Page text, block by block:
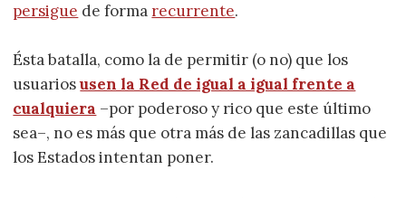
persigue de formarecurrente.
Ésta batalla, como la de permitir (o no) que los
usuariosusen la Red de igual a igual frente a
cualquiera –por poderoso y rico que este último
sea–, no es más que otra más de las zancadillas que
los Estados intentan poner.